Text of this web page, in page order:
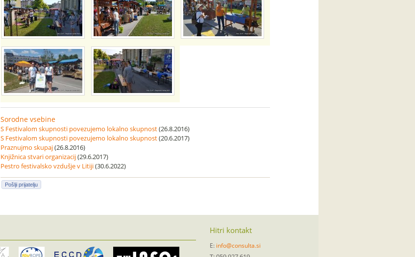
Sorodne vsebine
S Festivalom skupnosti povezujemo lokalno skupnost(26.8.2016)
S Festivalom skupnosti povezujemo lokalno skupnost(20.6.2017)
Praznujmo skupaj(26.8.2016)
Knjižnica stvari organizacij(29.6.2017)
Pestro festivalsko vzdušje v Litiji(30.6.2022)
Pošlji prijatelju
Hitri kontakt
E: info@consulta.si